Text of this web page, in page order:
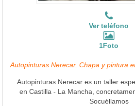
Ver teléfono
1Foto
Autopinturas Nerecar, Chapa y pintura
Autopinturas Nerecar es un taller
en Castilla - La Mancha,
Socuéllamos